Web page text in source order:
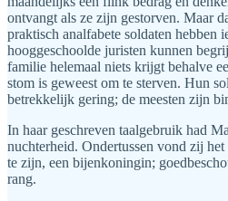
ontvangt als ze zijn gestorven. Maar
praktisch analfabete soldaten hebben
hooggeschoolde juristen kunnen
familie helemaal niets krijgt behalve
stom is geweest om te sterven. Hun
betrekkelijk gering; de meesten zijn
In haar geschreven taalgebruik had
nuchterheid. Ondertussen vond zij
te zijn, een bijenkoningin;
rang.